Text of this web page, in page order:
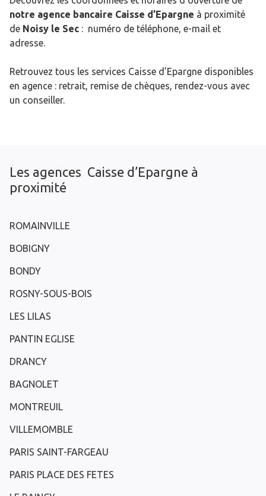
notre agence bancaire Caisse d’Epargne à proximité
de Noisy le Sec : numéro de téléphone, e-mail et
adresse.
Retrouvez tous les services Caisse d’Epargne disponibles
en agence : retrait, remise de chèques, rendez-vous avec
un conseiller.
Les agences Caisse d’Epargne à
proximité
ROMAINVILLE
BOBIGNY
BONDY
ROSNY-SOUS-BOIS
LES LILAS
PANTIN EGLISE
DRANCY
BAGNOLET
MONTREUIL
VILLEMOMBLE
PARIS SAINT-FARGEAU
PARIS PLACE DES FETES